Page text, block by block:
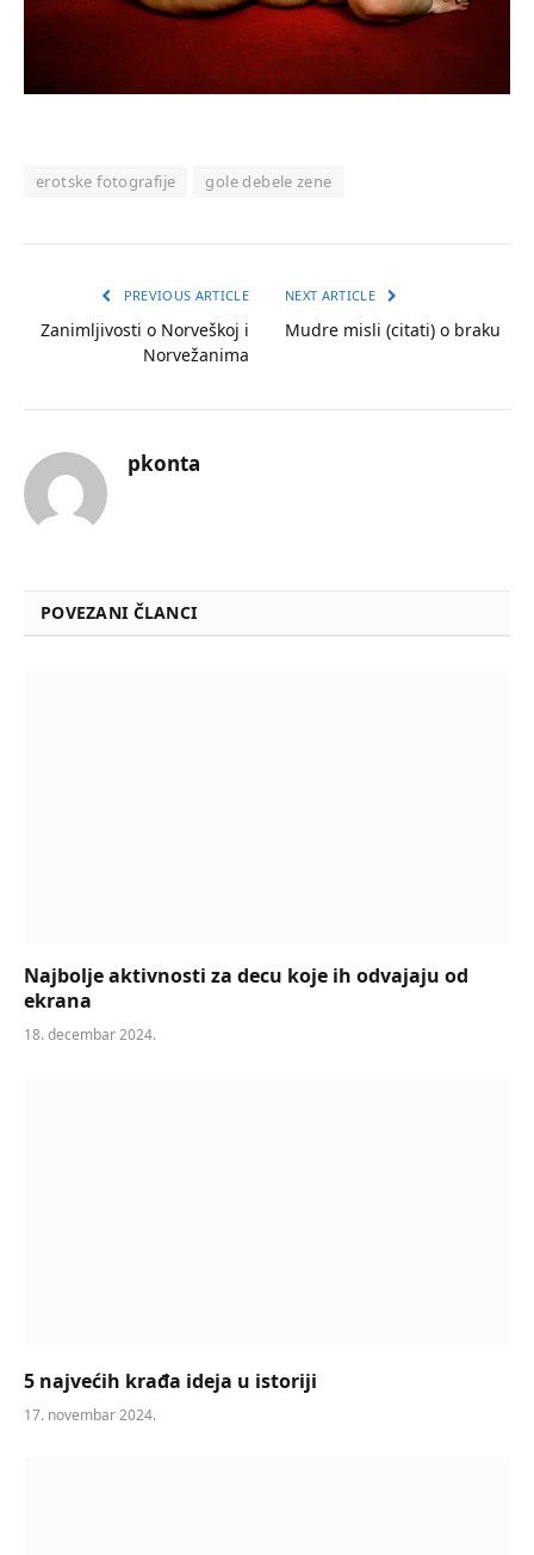
erotske fotografije gole debele zene
PREVIOUS ARTICLE
Zanimljivosti o Norveškoj i
Norvežanima
NEXT ARTICLE
Mudre misli (citati) o braku
pkonta
POVEZANI ČLANCI
Najbolje aktivnosti za decu koje ih odvajaju od
ekrana
18. decembar 2024.
5 najvećih krađa ideja u istoriji
17. novembar 2024.